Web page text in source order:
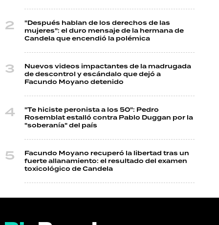
"Después hablan de los derechos de las
mujeres": el duro mensaje de la hermana de
Candela que encendió la polémica
Nuevos videos impactantes de la madrugada
de descontrol y escándalo que dejó a
Facundo Moyano detenido
"Te hiciste peronista a los 50": Pedro
Rosemblat estalló contra Pablo Duggan por la
"soberanía" del país
Facundo Moyano recuperó la libertad tras un
fuerte allanamiento: el resultado del examen
toxicológico de Candela